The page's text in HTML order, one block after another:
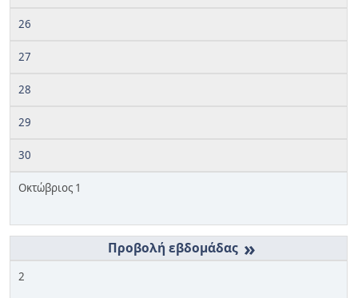
26
27
28
29
30
Οκτώβριος 1
»
2